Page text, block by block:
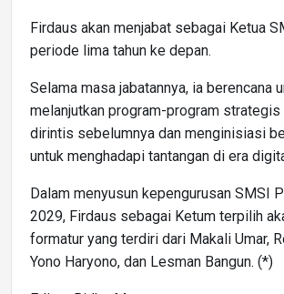
Firdaus akan menjabat sebagai Ketua
periode lima tahun ke depan.
Selama masa jabatannya, ia berencana
melanjutkan program-program strategis
dirintis sebelumnya dan menginisiasi
untuk menghadapi tantangan di era
Dalam menyusun kepengurusan SMSI
2029, Firdaus sebagai Ketum terpilih
formatur yang terdiri dari Makali Umar,
Yono Haryono, dan Lesman Bangun. (*)